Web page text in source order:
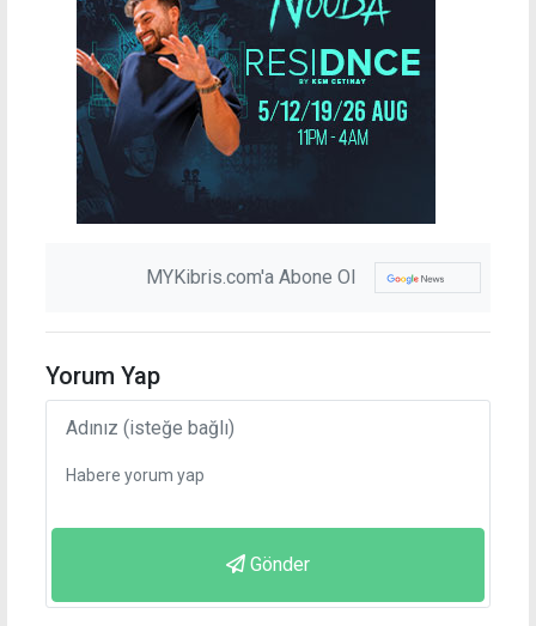
MYKibris.com'a Abone Ol
Yorum Yap
Gönder